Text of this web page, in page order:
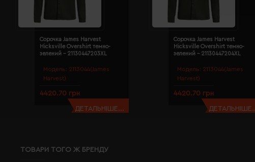
Модель: 2113044(James
Harvest)
Сорочка James Harvest
Hicksville Overshirt темно-
зелений - 21130447203XL
4420.70 грн
ДЕТАЛЬНІШЕ...
Модель: 2113044(James
Harvest)
Сорочка James Harvest
Hicksville Overshirt темно-
зелений - 21130447204XL
4420.70 грн
ТОВАРИ ТОГО Ж БРЕНДУ